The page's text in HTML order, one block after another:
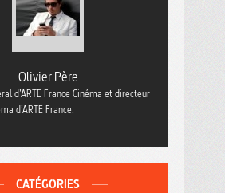
Olivier Père
d’ARTE France Cinéma et directeur
d’ARTE France.
CATÉGORIES